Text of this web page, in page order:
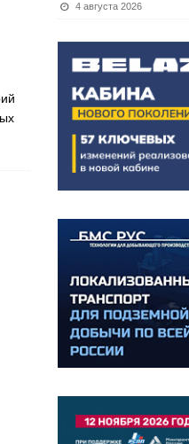
4 августа 2026